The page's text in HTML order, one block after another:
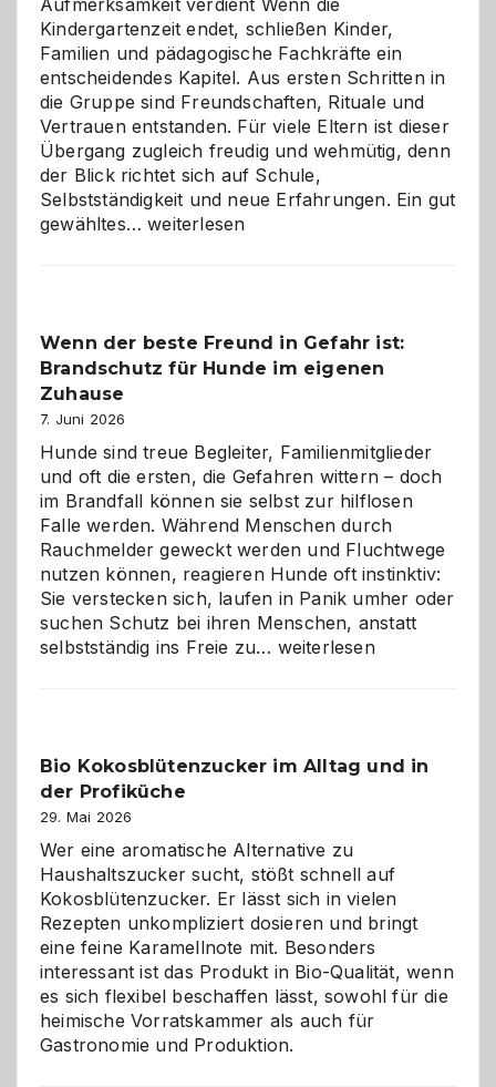
Kindergartenzeit endet, schließen Kinder,
Familien und pädagogische Fachkräfte ein
entscheidendes Kapitel. Aus ersten Schritten in
die Gruppe sind Freundschaften, Rituale und
Vertrauen entstanden. Für viele Eltern ist dieser
Übergang zugleich freudig und wehmütig, denn
der Blick richtet sich auf Schule,
Selbstständigkeit und neue Erfahrungen. Ein gut
gewähltes…Abschied
und
herzlich
weiterlesen
Wenn der beste Freund in Gefahr ist:
Brandschutz für Hunde im eigenen
Zuhause
7. Juni 2026
Hunde sind treue Begleiter, Familienmitglieder
und oft die ersten, die Gefahren wittern – doch
im Brandfall können sie selbst zur hilflosen
Falle werden. Während Menschen durch
Rauchmelder geweckt werden und Fluchtwege
nutzen können, reagieren Hunde oft instinktiv:
Sie verstecken sich, laufen in Panik umher oder
suchen Schutz bei ihren Menschen, anstatt
selbstständig ins Freie zu… Wenn
Gefahr
für
Hunde
im
eigenen
Zuhause
weiterlesen
Bio Kokosblütenzucker im Alltag und in
der Profiküche
29. Mai 2026
Wer eine aromatische Alternative zu
Haushaltszucker sucht, stößt schnell auf
Kokosblütenzucker. Er lässt sich in vielen
Rezepten unkompliziert dosieren und bringt
eine feine Karamellnote mit. Besonders
interessant ist das Produkt in Bio-Qualität, wenn
es sich flexibel beschaffen lässt, sowohl für die
heimische Vorratskammer als auch für
Gastronomie und Produktion.